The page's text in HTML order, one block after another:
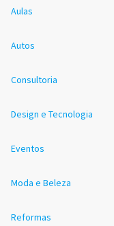
Aulas
Autos
Consultoria
Design e Tecnologia
Eventos
Moda e Beleza
Reformas